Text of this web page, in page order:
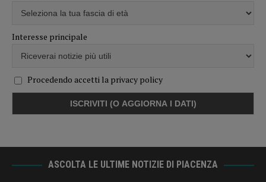
Interesse principale
Procedendo accetti la privacy policy
ASCOLTA LE ULTIME NOTIZIE DI PIACENZA